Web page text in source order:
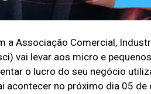
a Associação Comercial,
vai levar aos micro e
o lucro do seu negócio
acontecer no próximo dia 05 de